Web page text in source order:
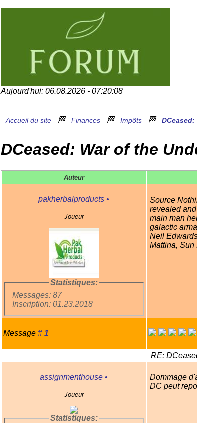
Aujourd'hui: 06.08.2026 - 07:20:08
Accueil du site 🏁 Finances 🏁 Impôts 🏁
DCeased: War of the
Auteur
pakherbalproducts •
Joueur
Statistiques:
Messages: 87
Inscription: 01.23.2018
Source
revealed
main man
galactic
Neil
Mattina, Sun
Message # 1
RE:
assignmenthouse •
Joueur
Statistiques:
Dommage
DC peut